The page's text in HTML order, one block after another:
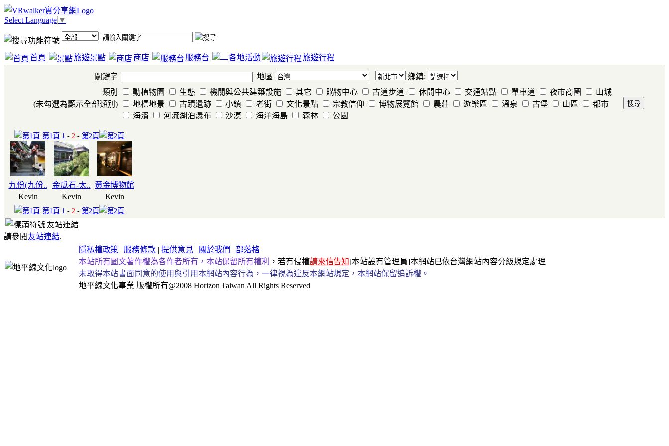
Select Language ▼
首頁 旅遊景點 商店 服務台 各地活動 旅遊行程
關鍵字 地區
鄉鎮:
類別
(未勾選為顯示全部類別)
動植物園 生態 機關與公共建築設施 其它 購物中心 古道步道 休閒中心 交通站點 單車道 夜市商圈
山城
地標地景
古蹟遺跡 小鎮 老街 文化景點 宗教信仰 博物展覽館 農莊 遊樂區 溫泉 古堡 山區
都市
海濱
河流湖泊瀑布 沙漠 海洋海島 森林 公園
第1頁 1 - 2 - 第2頁
九份(九份..
Kevin
金瓜石-太..
Kevin
黃金博物館
Kevin
第1頁 1 - 2 - 第2頁
友站連結
請參閱友站連結.
隱私權政策 | 服務條款 | 提供意見 | 關於我們 | 部落格
本站所有圖文著作權為各作者所有，本站保留所有權利
，若有侵權請來信告知[本站設有管理員]本網站已依台灣網站內容分級規定處理
未取得本站書面同意的使用與引用本網站內容行為，一律視為違反本網站規定，本網站保留追訴權。
地平線文化事業 版權所有@2008 Horizon Taiwan All Rights Reserved